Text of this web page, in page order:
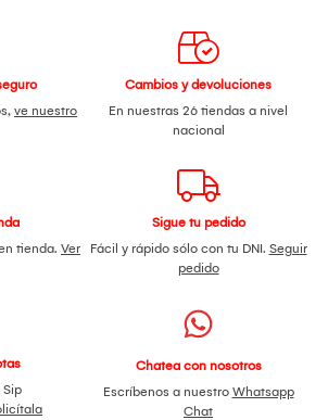
ve nuestro
Cambios y devoluciones
En nuestras 26 tiendas a nivel
nacional
tienda. Ver
Sigue tu pedido
Fácil y rápido sólo con tu DNI. Seguir
pedido
Sip
Chatea con nosotros
Escríbenos a nuestro Whatsapp
Chat